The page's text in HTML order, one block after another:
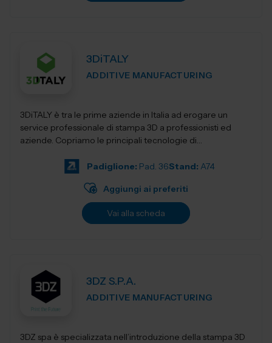
3DiTALY
ADDITIVE MANUFACTURING
3DiTALY è tra le prime aziende in Italia ad erogare un
service professionale di stampa 3D a professionisti ed
aziende. Copriamo le principali tecnologie di
Padiglione: Pad. 36Stand: A74
Aggiungi ai preferiti
Vai alla scheda
3DZ S.P.A.
ADDITIVE MANUFACTURING
3DZ spa è specializzata nell’introduzione della stampa 3D